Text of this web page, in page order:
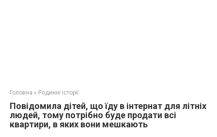
Головна » Родинні історії
Повідомила дітей, що їду в інтернат для літніх
людей, тому потрібно буде продати всі
квартири, в яких вони мешкають